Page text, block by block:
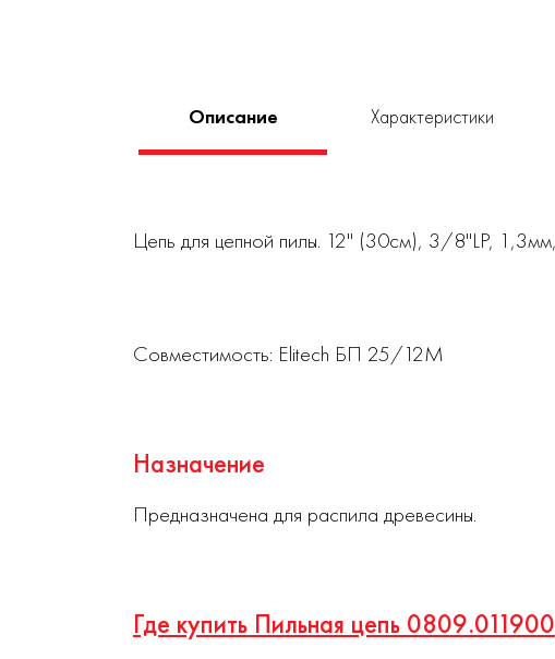
Описание Характеристики
Цепь для цепной пилы. 12'' (30см), 3/8''LP,
Совместимость: Elitech БП 25/12М
Назначение
Предназначена для распила древесины.
Где купить Пильная цепь 0809.011900